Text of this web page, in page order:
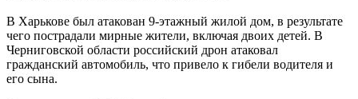
В Харькове был атакован 9-этажный жилой дом, в результате
чего пострадали мирные жители, включая двоих детей. В
Черниговской области российский дрон атаковал
гражданский автомобиль, что привело к гибели водителя и
его сына.